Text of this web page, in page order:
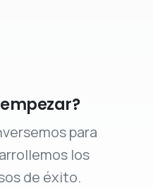
para
los
de éxito.